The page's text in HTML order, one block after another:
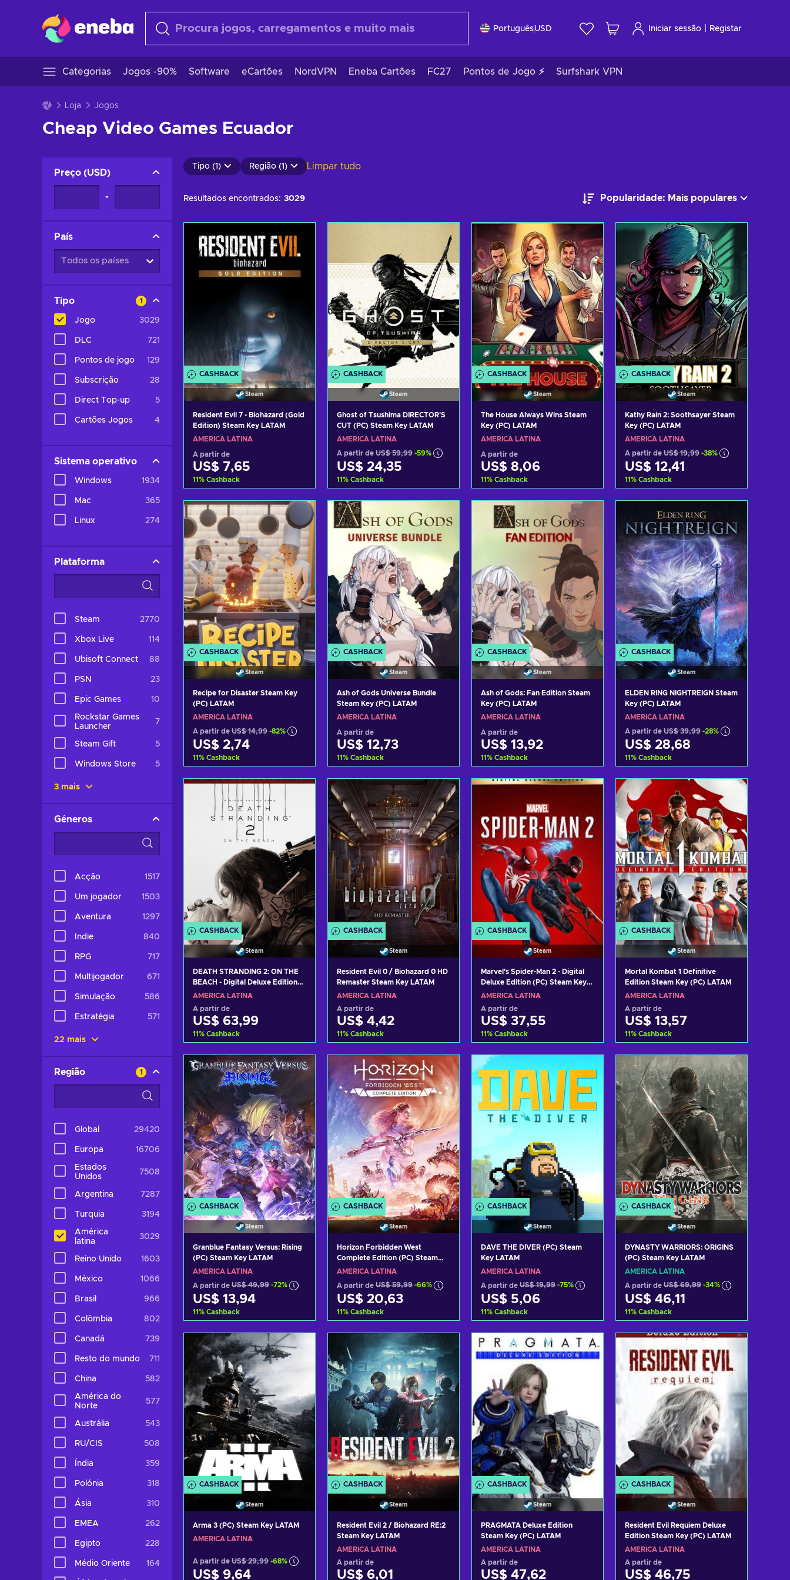
PortuguêsUSD Iniciar sessão Registar
Categorias Jogos -90% Software eCartões NordVPN Eneba Cartões FC27 Pontos de Jogo ⚡ Surfshark VPN
Loja Jogos
Cheap Video Games Ecuador
Preço (USD)
-
País
Todos os países
Tipo 1
Jogo 3029
DLC 721
Pontos de jogo 129
Subscrição 28
Direct Top-up 5
Cartões Jogos 4
Sistema operativo
Windows 1934
Mac 365
Linux 274
Plataforma
Steam 2770
Xbox Live 114
Ubisoft Connect 88
PSN 23
Epic Games 10
Rockstar Games
Launcher
7
Steam Gift 5
Windows Store 5
3 mais
Géneros
Acção 1517
Um jogador 1503
Aventura 1297
Indie 840
RPG 717
Multijogador 671
Simulação 586
Estratégia 571
22 mais
Região 1
Global 29420
Europa 16706
Estados
Unidos
7508
Argentina 7287
Turquia 3194
América
latina
3029
Reino Unido 1603
México 1066
Brasil 966
Colômbia 802
Canadá 739
Resto do mundo 711
China 582
América do
Norte
577
Austrália 543
RU/CIS 508
Índia 359
Polónia 318
Ásia 310
EMEA 262
Egipto 228
Médio Oriente 164
Tipo (1) Região (1) Limpar tudo
Resultados encontrados: 3029 Popularidade: Mais populares
CASHBACK
Steam
Resident Evil 7 - Biohazard (Gold
Edition) Steam Key LATAM
AMÉRICA LATINA
A partir de
US$ 7,65
11% Cashback
Adicionar ao carrinho
Consultar ofertas
CASHBACK
Steam
Ghost of Tsushima DIRECTOR'S
CUT (PC) Steam Key LATAM
AMÉRICA LATINA
A partir de US$ 59,99 -59%
US$ 24,35
11% Cashback
Adicionar ao carrinho
Consultar ofertas
CASHBACK
Steam
The House Always Wins Steam
Key (PC) LATAM
AMÉRICA LATINA
A partir de
US$ 8,06
11% Cashback
Adicionar ao carrinho
Consultar ofertas
CASHBACK
Steam
Kathy Rain 2: Soothsayer Steam
Key (PC) LATAM
AMÉRICA LATINA
A partir de US$ 19,99 -38%
US$ 12,41
11% Cashback
Consultar ofertas
CASHBACK
Steam
Recipe for Disaster Steam Key
(PC) LATAM
AMÉRICA LATINA
A partir de US$ 14,99 -82%
US$ 2,74
11% Cashback
Adicionar ao carrinho
Consultar ofertas
CASHBACK
Steam
Ash of Gods Universe Bundle
Steam Key (PC) LATAM
AMÉRICA LATINA
A partir de
US$ 12,73
11% Cashback
Adicionar ao carrinho
Consultar ofertas
CASHBACK
Steam
Ash of Gods: Fan Edition Steam
Key (PC) LATAM
AMÉRICA LATINA
A partir de
US$ 13,92
11% Cashback
Adicionar ao carrinho
Consultar ofertas
CASHBACK
Steam
ELDEN RING NIGHTREIGN Steam
Key (PC) LATAM
AMÉRICA LATINA
A partir de US$ 39,99 -28%
US$ 28,68
11% Cashback
Adicionar ao carrinho
Consultar ofertas
CASHBACK
Steam
DEATH STRANDING 2: ON THE
BEACH - Digital Deluxe Edition
Steam Key (PC) LATAM
AMÉRICA LATINA
A partir de
US$ 63,99
11% Cashback
Adicionar ao carrinho
Consultar ofertas
CASHBACK
Steam
Resident Evil 0 / Biohazard 0 HD
Remaster Steam Key LATAM
AMÉRICA LATINA
A partir de
US$ 4,42
11% Cashback
Adicionar ao carrinho
Consultar ofertas
CASHBACK
Steam
Marvel's Spider-Man 2 - Digital
Deluxe Edition (PC) Steam Key
LATAM
AMÉRICA LATINA
A partir de
US$ 37,55
11% Cashback
Adicionar ao carrinho
Consultar ofertas
CASHBACK
Steam
Mortal Kombat 1 Definitive
Edition Steam Key (PC) LATAM
AMÉRICA LATINA
A partir de
US$ 13,57
11% Cashback
Adicionar ao carrinho
Consultar ofertas
CASHBACK
Steam
Granblue Fantasy Versus: Rising
(PC) Steam Key LATAM
AMÉRICA LATINA
A partir de US$ 49,99 -72%
US$ 13,94
11% Cashback
Adicionar ao carrinho
Consultar ofertas
CASHBACK
Steam
Horizon Forbidden West
Complete Edition (PC) Steam
Key LATAM
AMÉRICA LATINA
A partir de US$ 59,99 -66%
US$ 20,63
11% Cashback
Adicionar ao carrinho
Consultar ofertas
CASHBACK
Steam
DAVE THE DIVER (PC) Steam
Key LATAM
AMÉRICA LATINA
A partir de US$ 19,99 -75%
US$ 5,06
11% Cashback
Adicionar ao carrinho
Consultar ofertas
CASHBACK
Steam
DYNASTY WARRIORS: ORIGINS
(PC) Steam Key LATAM
AMÉRICA LATINA
A partir de US$ 69,99 -34%
US$ 46,11
11% Cashback
Adicionar ao carrinho
Consultar ofertas
CASHBACK
Steam
Arma 3 (PC) Steam Key LATAM
AMÉRICA LATINA
A partir de US$ 29,99 -68%
US$ 9,64
CASHBACK
Steam
Resident Evil 2 / Biohazard RE:2
Steam Key LATAM
AMÉRICA LATINA
A partir de
US$ 6,01
CASHBACK
Steam
PRAGMATA Deluxe Edition
Steam Key (PC) LATAM
AMÉRICA LATINA
A partir de
US$ 47,62
CASHBACK
Steam
Resident Evil Requiem Deluxe
Edition Steam Key (PC) LATAM
AMÉRICA LATINA
A partir de
US$ 46,75